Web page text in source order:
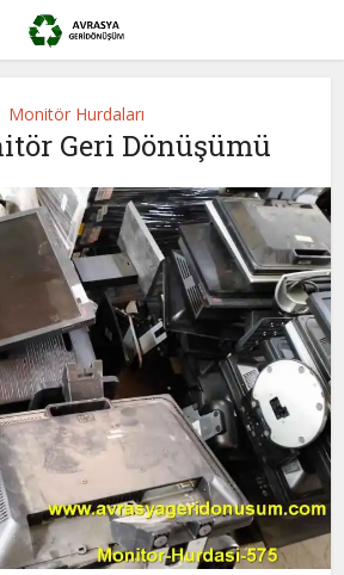
Monitör Hurdaları
Geri Dönüşümü